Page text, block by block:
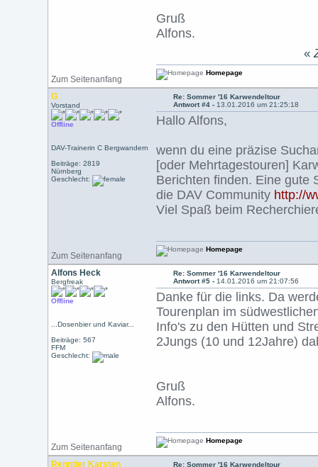
Gruß
Alfons.
Zum Seitenanfang
«
Homepage
G
Vorstand
Offline
DAV-Trainerin C Bergwandern
Beiträge: 2819
Nürnberg
Geschlecht:
Re: Sommer '16 Karwendeltour
Antwort #4 - 13.01.2016 um 21:25:18
Hallo Alfons,
wenn du eine präzise
[oder Mehrtagestouren]
Berichten finden. Eine gute
die DAV Community http://
Viel Spaß beim
Zum Seitenanfang
Homepage
Alfons Heck
Bergfreak
Offline
...Dosenbier und Kaviar...
Beiträge: 567
FFM
Geschlecht:
Re: Sommer '16 Karwendeltour
Antwort #5 - 14.01.2016 um 21:07:56
Danke für die links. Da
Tourenplan im
Info's zu den Hütten und
2Jungs (10 und 12Jahre)
Gruß
Alfons.
Zum Seitenanfang
Homepage
Renntier Karsten Re: Sommer '16 Karwendeltour